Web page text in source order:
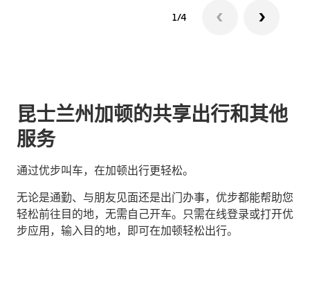
1/4
昆士兰州加顿的共享出行和其他
服务
通过优步叫车，在加顿出行更轻松。
无论是通勤、与朋友见面还是出门办事，优步都能帮助您
轻松前往目的地，无需自己开车。只需在线登录或打开优
步应用，输入目的地，即可在加顿轻松出行。